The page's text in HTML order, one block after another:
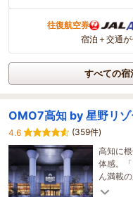
往復航空券
宿泊＋交通
すべての宿
OMO7高知 by 星野リゾ
4.6
(359件)
高知に
体感。
ん満載
場で癒